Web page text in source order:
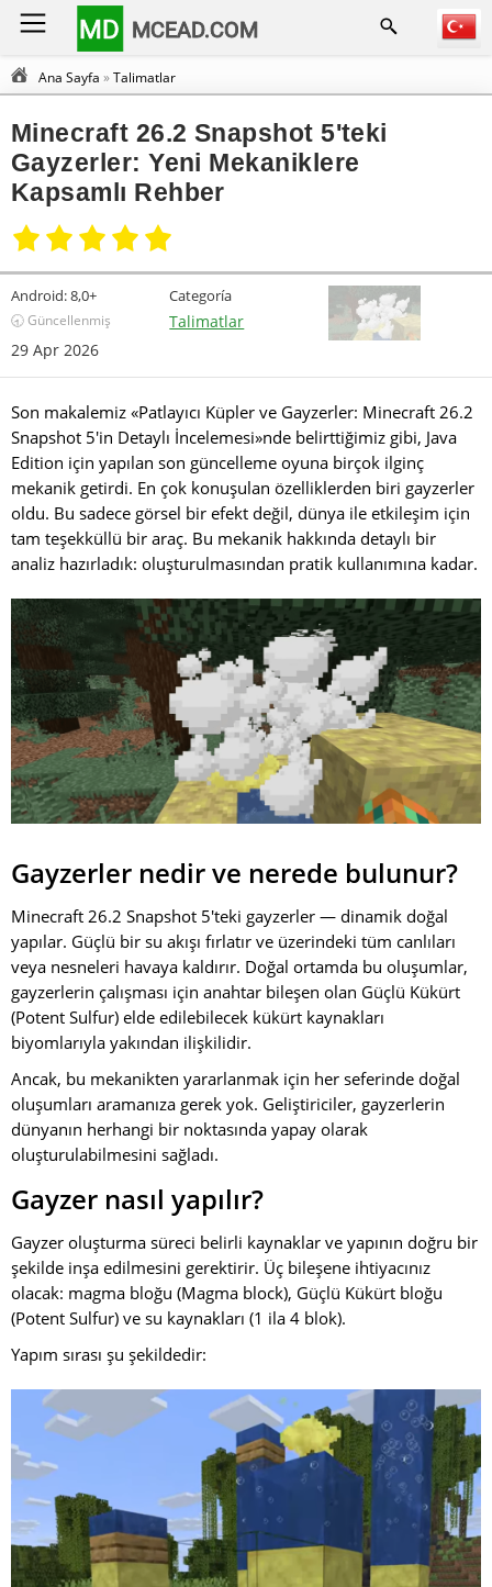
MD MCEAD.COM
Ana Sayfa »Talimatlar
Minecraft 26.2 Snapshot 5'teki
Gayzerler: Yeni Mekaniklere
Kapsamlı Rehber
Android:8,0+
🕣 Güncellenmiş
29 Apr 2026
Categoría
Talimatlar
Son makalemiz «Patlayıcı Küpler ve Gayzerler: Minecraft 26.2
Snapshot 5'in Detaylı İncelemesi»nde belirttiğimiz gibi, Java
Edition için yapılan son güncelleme oyuna birçok ilginç
mekanik getirdi. En çok konuşulan özelliklerden biri gayzerler
oldu. Bu sadece görsel bir efekt değil, dünya ile etkileşim için
tam teşekküllü bir araç. Bu mekanik hakkında detaylı bir
analiz hazırladık: oluşturulmasından pratik kullanımına kadar.
Gayzerler nedir ve nerede bulunur?
Minecraft 26.2 Snapshot 5'teki gayzerler — dinamik doğal
yapılar. Güçlü bir su akışı fırlatır ve üzerindeki tüm canlıları
veya nesneleri havaya kaldırır. Doğal ortamda bu oluşumlar,
gayzerlerin çalışması için anahtar bileşen olan Güçlü Kükürt
(Potent Sulfur) elde edilebilecek kükürt kaynakları
biyomlarıyla yakından ilişkilidir.
Ancak, bu mekanikten yararlanmak için her seferinde doğal
oluşumları aramanıza gerek yok. Geliştiriciler, gayzerlerin
dünyanın herhangi bir noktasında yapay olarak
oluşturulabilmesini sağladı.
Gayzer nasıl yapılır?
Gayzer oluşturma süreci belirli kaynaklar ve yapının doğru bir
şekilde inşa edilmesini gerektirir. Üç bileşene ihtiyacınız
olacak: magma bloğu (Magma block), Güçlü Kükürt bloğu
(Potent Sulfur) ve su kaynakları (1 ila 4 blok).
Yapım sırası şu şekildedir: